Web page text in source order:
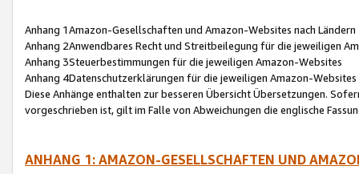
Anhang 1Amazon-Gesellschaften und Amazon-Websites nach Ländern
Anhang 2Anwendbares Recht und Streitbeilegung für die jeweiligen
Anhang 3Steuerbestimmungen für die jeweiligen Amazon-Websites
Anhang 4Datenschutzerklärungen für die jeweiligen Amazon-Websites
Diese Anhänge enthalten zur besseren Übersicht Übersetzungen.
vorgeschrieben ist, gilt im Falle von Abweichungen die englische
ANHANG 1: AMAZON-GESELLSCHAFTEN UND